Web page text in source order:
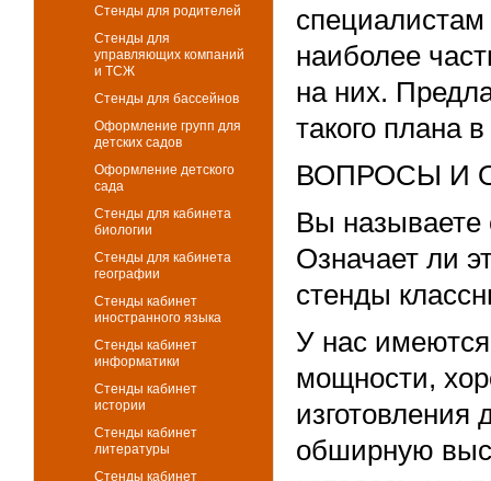
Стенды для родителей
Стенды для
управляющих компаний
и ТСЖ
Стенды для бассейнов
Оформление групп для
детских садов
Оформление детского
сада
Стенды для кабинета
биологии
Стенды для кабинета
географии
Стенды кабинет
иностранного языка
Стенды кабинет
информатики
Стенды кабинет
истории
Стенды кабинет
литературы
Стенды кабинет
наиболее
на них.
такого плана
ВОПРОСЫ И
Вы называете
Означает ли
стенды
У нас
мощности,
обширную